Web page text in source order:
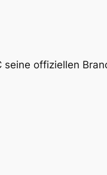
offiziellen